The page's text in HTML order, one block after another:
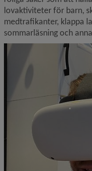
lovaktiviteter för barn,
medtrafikanter, klappa
sommarläsning och